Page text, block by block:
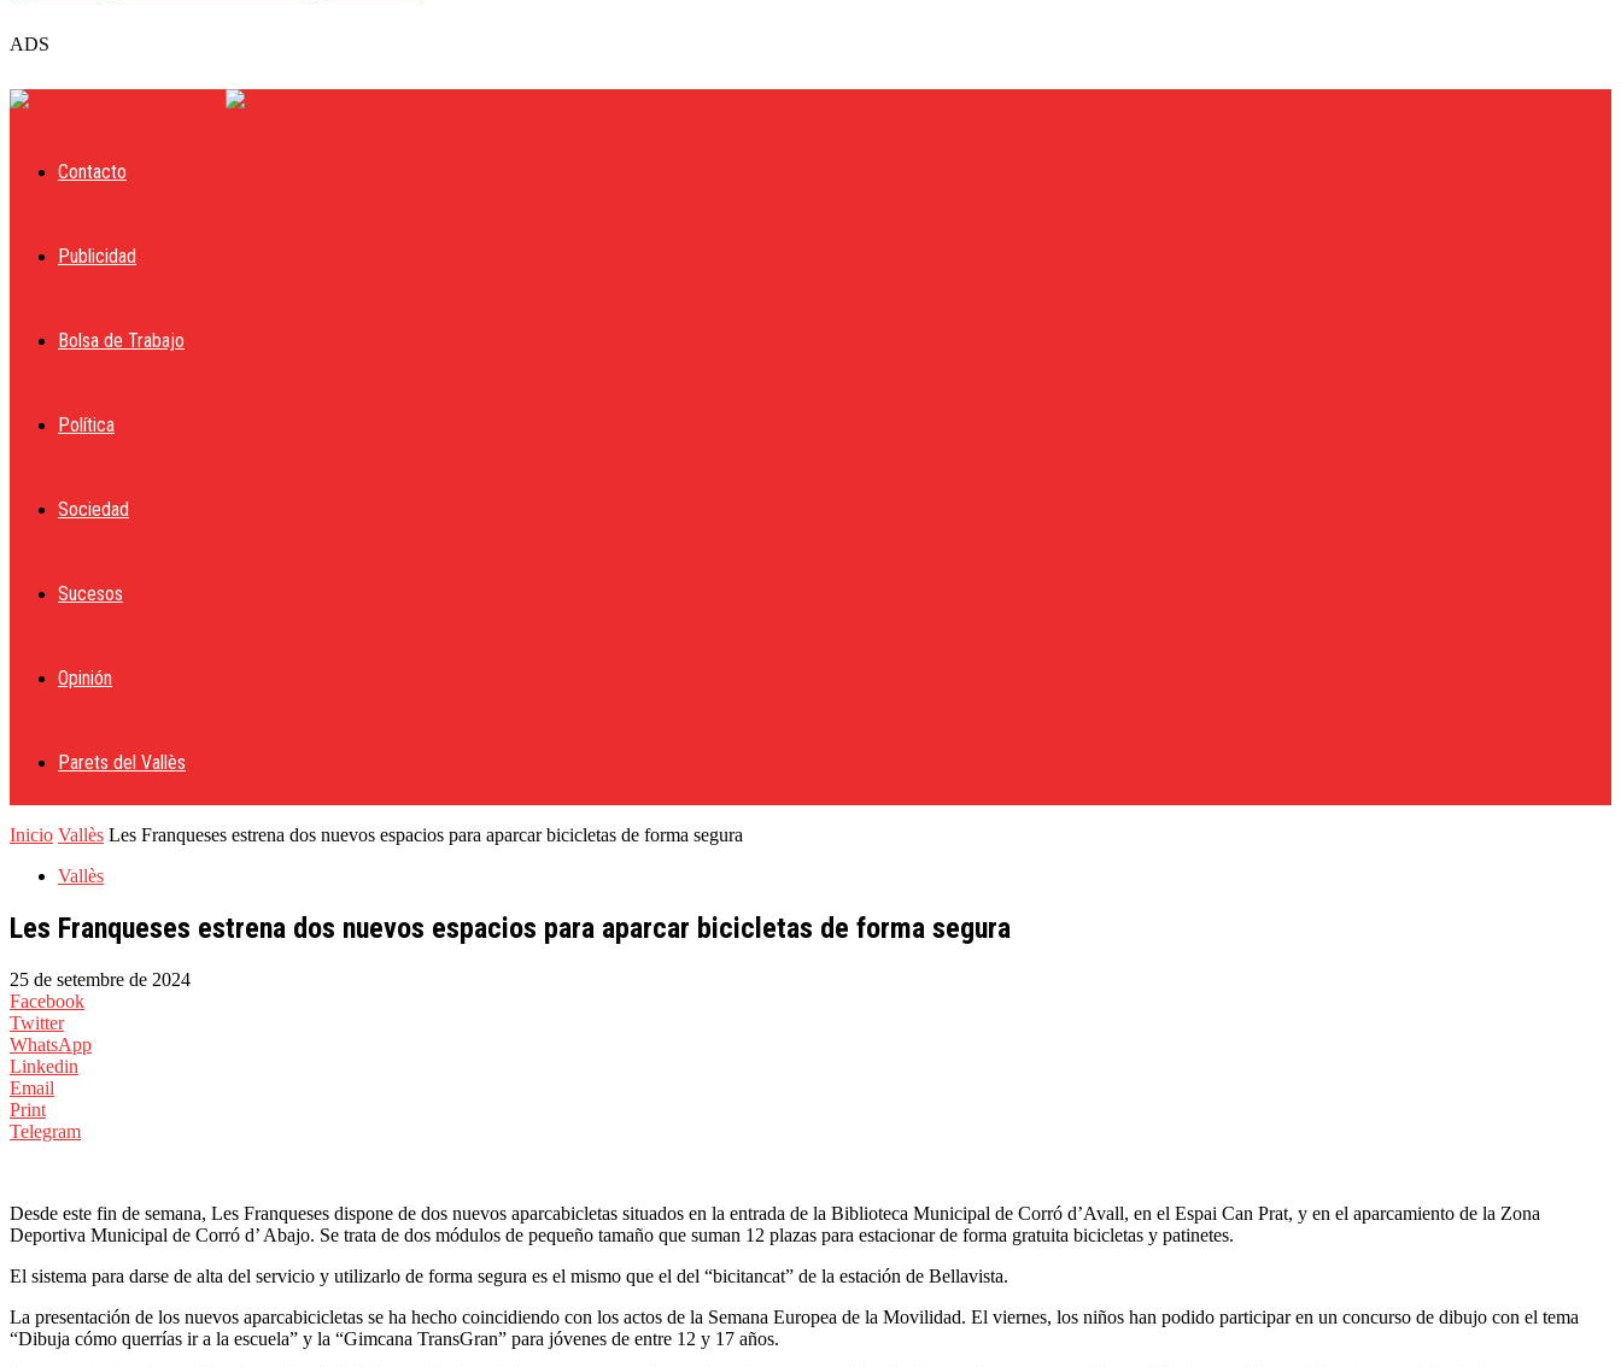
ADS
Contacto
Publicidad
Bolsa de Trabajo
Política
Sociedad
Sucesos
Opinión
Parets del Vallès
Inicio Vallès Les Franqueses estrena dos nuevos espacios para aparcar bicicletas de forma segura
Vallès
Les Franqueses estrena dos nuevos espacios para aparcar bicicletas de forma segura
25 de setembre de 2024
Facebook
Twitter
WhatsApp
Linkedin
Email
Print
Telegram
Desde este fin de semana, Les Franqueses dispone de dos nuevos aparcabicletas situados en la entrada de la Biblioteca Municipal de Corró d’Avall, en el Espai Can Prat, y en el aparcamiento de la Zona
Deportiva Municipal de Corró d’ Abajo. Se trata de dos módulos de pequeño tamaño que suman 12 plazas para estacionar de forma gratuita bicicletas y patinetes.
El sistema para darse de alta del servicio y utilizarlo de forma segura es el mismo que el del “bicitancat” de la estación de Bellavista.
La presentación de los nuevos aparcabicicletas se ha hecho coincidiendo con los actos de la Semana Europea de la Movilidad. El viernes, los niños han podido participar en un concurso de dibujo con el tema
“Dibuja cómo querrías ir a la escuela” y la “Gimcana TransGran” para jóvenes de entre 12 y 17 años.